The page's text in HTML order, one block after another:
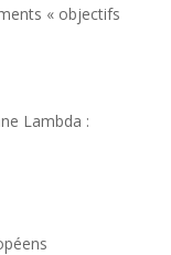
« objectifs
Lambda :